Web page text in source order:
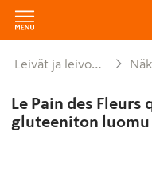
Leivät ja leivonnaiset
Le Pain des
gluteeniton luomu